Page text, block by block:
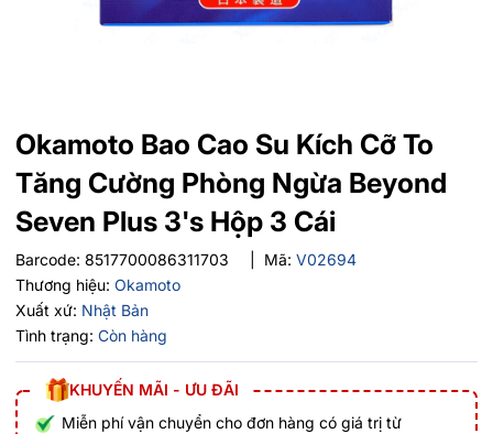
Okamoto Bao Cao Su Kích Cỡ To
Tăng Cường Phòng Ngừa Beyond
Seven Plus 3's Hộp 3 Cái
Barcode: 8517700086311703 Mã: V02694
Thương hiệu: Okamoto
Xuất xứ: Nhật Bản
Tình trạng: Còn hàng
KHUYẾN MÃI - ƯU ĐÃI
Miễn phí vận chuyển cho đơn hàng có giá trị từ